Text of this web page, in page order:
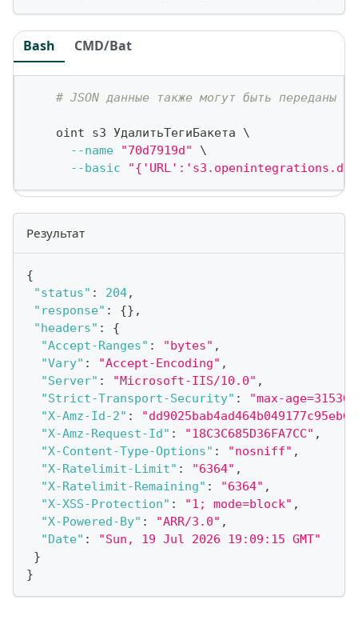
Bash CMD/Bat
# JSON данные также могут быть переданы
    oint s3 УдалитьТегиБакета
\
--name
"70d7919d"
\
--basic
Результат
{
"status" : 204,
"response" : {} ,
"headers" :
{
"Accept-Ranges" : "bytes" ,
"Vary" : "Accept-Encoding" ,
"Server" : "Microsoft-IIS/10.0" ,
"Strict-Transport-Security" :
"max-
"X-Amz-Id-2" :
"X-Amz-Request-Id" : "18C3C685D36FA7CC" ,
"X-Content-Type-Options" : "nosniff" ,
"X-Ratelimit-Limit" : "6364" ,
"X-Ratelimit-Remaining" : "6364" ,
"X-XSS-Protection" : "1; mode=block" ,
"X-Powered-By" : "ARR/3.0" ,
"Date" :
"Sun, 19 Jul 2026 19:09:15 GMT"
}
}